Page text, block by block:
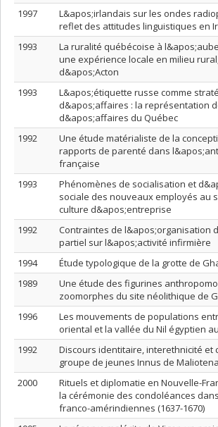
1997
L&apos;irlandais sur les ondes
reflet des attitudes linguistiques en
1993
La ruralité québécoise à
une expérience locale en milieu
d&apos;Acton
1993
L&apos;étiquette russe comme
d&apos;affaires : la représentation
d&apos;affaires du Québec
1992
Une étude matérialiste de la
rapports de parenté dans
française
1993
Phénomènes de socialisation et
sociale des nouveaux employés au
culture d&apos;entreprise
1992
Contraintes de l&apos;organisation
partiel sur l&apos;activité infirmière
1994
Étude typologique de la grotte de
1989
Une étude des figurines
zoomorphes du site néolithique de
1996
Les mouvements de populations
oriental et la vallée du Nil égyptien
1992
Discours identitaire, interethnicité et
groupe de jeunes Innus de
2000
Rituels et diplomatie en Nouvelle-
la cérémonie des condoléances
franco-amérindiennes (1637-1670)